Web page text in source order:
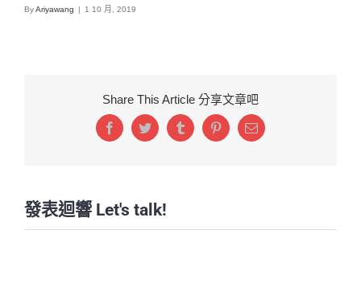
ByAriyawang | 1 10 月, 2019
Share This Article 分享文章吧
FacebookTwitterTumblrPinterestEmail:
發表迴響 Let's talk!